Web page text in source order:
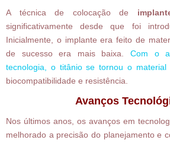
A técnica de colocação de
significativamente desde que foi
Inicialmente, o implante era feito de
de sucesso era mais baixa. Com o
tecnologia, o titânio se tornou o material
biocompatibilidade e resistência.
Avanços
Nos últimos anos, os avanços em
melhorado a precisão do planejamento e